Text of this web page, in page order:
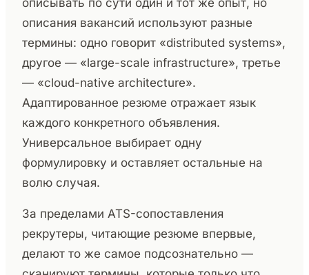
описывать по сути один и тот же опыт, но
описания вакансий используют разные
термины: одно говорит «distributed systems»,
другое — «large-scale infrastructure», третье
— «cloud-native architecture».
Адаптированное резюме отражает язык
каждого конкретного объявления.
Универсальное выбирает одну
формулировку и оставляет остальные на
волю случая.
За пределами ATS-сопоставления
рекрутеры, читающие резюме впервые,
делают то же самое подсознательно —